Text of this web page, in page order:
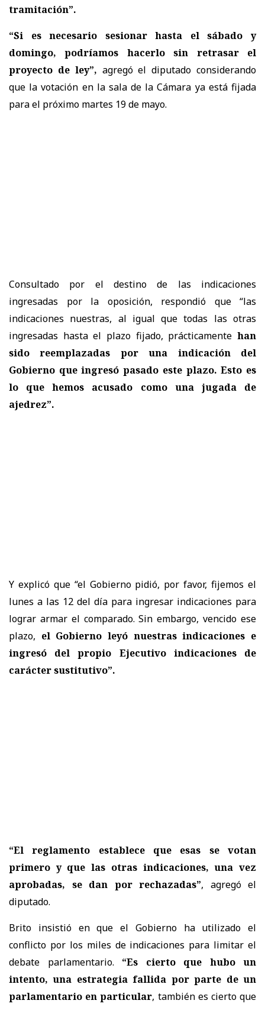
tramitación”.
“Si es necesario sesionar hasta el sábado y
domingo, podríamos hacerlo sin retrasar el
proyecto de ley”, agregó el diputado considerando
que la votación en la sala de la Cámara ya está fijada
para el próximo martes 19 de mayo.
Consultado por el destino de las indicaciones
ingresadas por la oposición, respondió que “las
indicaciones nuestras, al igual que todas las otras
ingresadas hasta el plazo fijado, prácticamente han
sido reemplazadas por una indicación del
Gobierno que ingresó pasado este plazo. Esto es
lo que hemos acusado como una jugada de
ajedrez”.
Y explicó que “el Gobierno pidió, por favor, fijemos el
lunes a las 12 del día para ingresar indicaciones para
lograr armar el comparado. Sin embargo, vencido ese
plazo, el Gobierno leyó nuestras indicaciones e
ingresó del propio Ejecutivo indicaciones de
carácter sustitutivo”.
“El reglamento establece que esas se votan
primero y que las otras indicaciones, una vez
aprobadas, se dan por rechazadas”, agregó el
diputado.
Brito insistió en que el Gobierno ha utilizado el
conflicto por los miles de indicaciones para limitar el
debate parlamentario. “Es cierto que hubo un
intento, una estrategia fallida por parte de un
parlamentario en particular, también es cierto que